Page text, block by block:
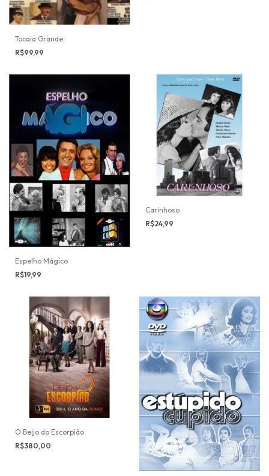
Tocaia Grande
R$99,99
Espelho Mágico
R$19,99
Carinhoso
R$24,99
O Beijo do Escorpião
R$380,00